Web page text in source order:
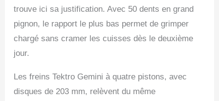
trouve ici sa justification. Avec 50 dents en grand
pignon, le rapport le plus bas permet de grimper
chargé sans cramer les cuisses dès le deuxième
jour.
Les freins Tektro Gemini à quatre pistons, avec
disques de 203 mm, relèvent du même